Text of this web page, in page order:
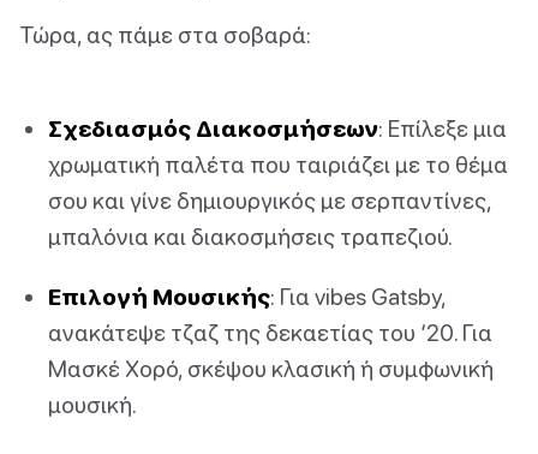
Τώρα, ας πάμε στα σοβαρά:
Σχεδιασμός Διακοσμήσεων: Επίλεξε μια
χρωματική παλέτα που ταιριάζει με το θέμα
σου και γίνε δημιουργικός με σερπαντίνες,
μπαλόνια και διακοσμήσεις τραπεζιού.
Επιλογή Μουσικής: Για vibes Gatsby,
ανακάτεψε τζαζ της δεκαετίας του ‘20. Για
Μασκέ Χορό, σκέψου κλασική ή συμφωνική
μουσική.